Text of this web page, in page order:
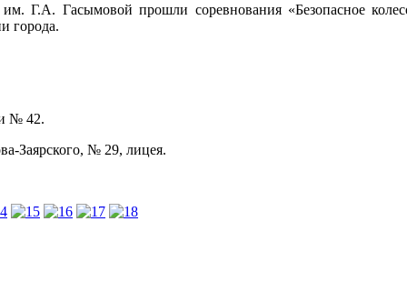
Гасымовой прошли соревнования «Безопасное
города.
№ 42.
Заярского, № 29, лицея.